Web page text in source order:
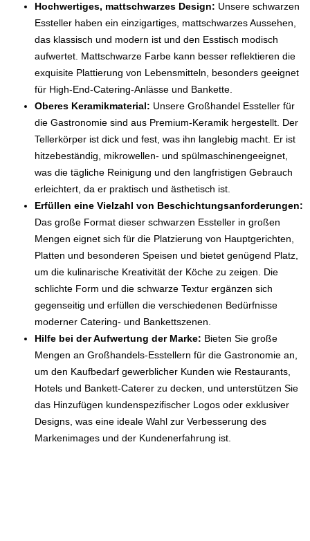
Hochwertiges, mattschwarzes Design: Unsere schwarzen
Essteller haben ein einzigartiges, mattschwarzes Aussehen,
das klassisch und modern ist und den Esstisch modisch
aufwertet. Mattschwarze Farbe kann besser reflektieren die
exquisite Plattierung von Lebensmitteln, besonders geeignet
für High-End-Catering-Anlässe und Bankette.
Oberes Keramikmaterial: Unsere Großhandel Essteller für
die Gastronomie sind aus Premium-Keramik hergestellt. Der
Tellerkörper ist dick und fest, was ihn langlebig macht. Er ist
hitzebeständig, mikrowellen- und spülmaschinengeeignet,
was die tägliche Reinigung und den langfristigen Gebrauch
erleichtert, da er praktisch und ästhetisch ist.
Erfüllen eine Vielzahl von Beschichtungsanforderungen:
Das große Format dieser schwarzen Essteller in großen
Mengen eignet sich für die Platzierung von Hauptgerichten,
Platten und besonderen Speisen und bietet genügend Platz,
um die kulinarische Kreativität der Köche zu zeigen. Die
schlichte Form und die schwarze Textur ergänzen sich
gegenseitig und erfüllen die verschiedenen Bedürfnisse
moderner Catering- und Bankettszenen.
Hilfe bei der Aufwertung der Marke: Bieten Sie große
Mengen an Großhandels-Esstellern für die Gastronomie an,
um den Kaufbedarf gewerblicher Kunden wie Restaurants,
Hotels und Bankett-Caterer zu decken, und unterstützen Sie
das Hinzufügen kundenspezifischer Logos oder exklusiver
Designs, was eine ideale Wahl zur Verbesserung des
Markenimages und der Kundenerfahrung ist.